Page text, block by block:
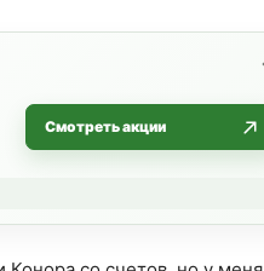
Смотреть акции